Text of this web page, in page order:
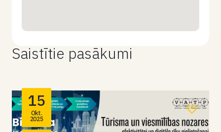
Saistītie pasākumi
15
Okt.
2025